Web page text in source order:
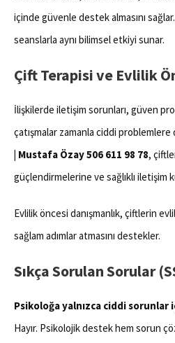
içinde güvenle destek almasını
seanslarla aynı bilimsel etkiyi sunar.
Çift Terapisi ve Evlilik
İlişkilerde iletişim sorunları, güven
çatışmalar zamanla ciddi problemlere
| Mustafa Özay 506 611 98 78,
güçlendirmelerine ve sağlıklı iletişim
Evlilik öncesi danışmanlık, çiftlerin
sağlam adımlar atmasını destekler.
Sıkça Sorulan Sorular
Psikoloğa yalnızca ciddi sorunlar
Hayır. Psikolojik destek hem sorun